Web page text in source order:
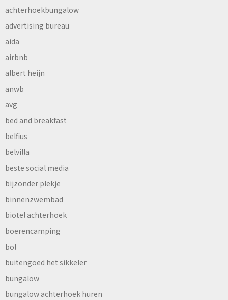
achterhoekbungalow
advertising bureau
aida
airbnb
albert heijn
anwb
avg
bed and breakfast
belfius
belvilla
beste social media
bijzonder plekje
binnenzwembad
biotel achterhoek
boerencamping
bol
buitengoed het sikkeler
bungalow
bungalow achterhoek huren